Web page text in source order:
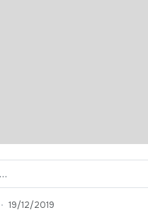
19/12/2019